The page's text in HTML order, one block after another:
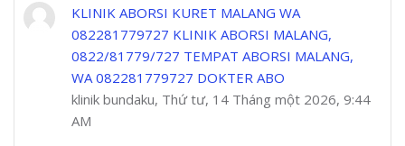
KLINIK ABORSI KURET MALANG WA
082281779727 KLINIK ABORSI MALANG,
0822/81779/727 TEMPAT ABORSI MALANG,
WA 082281779727 DOKTER ABO
klinik bundaku, Thứ tư, 14 Tháng một 2026, 9:44
AM